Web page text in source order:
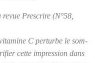
revue Pres­crire (N°58,
C per­turbe le som­
cette impres­sion dans